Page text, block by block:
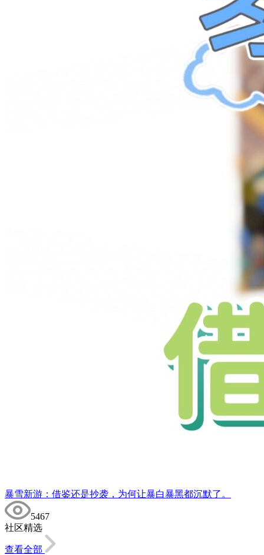
暴雪新游：借鉴还是抄袭，为何让暴白暴黑都沉默了。
5467
社区精选
查看全部